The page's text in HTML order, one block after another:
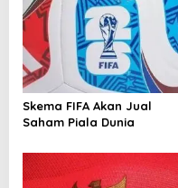
Skema FIFA Akan Jual
Saham Piala Dunia